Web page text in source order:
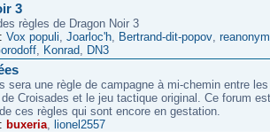
3
règles de Dragon Noir 3
Vox populi, Joarloc'h, Bertrand-dit-popov,
, Konrad, DN3
sera une règle de campagne à mi-chemin entre
Croisades et le jeu tactique original. Ce forum
ces règles qui sont encore en gestation.
buxeria, lionel2557